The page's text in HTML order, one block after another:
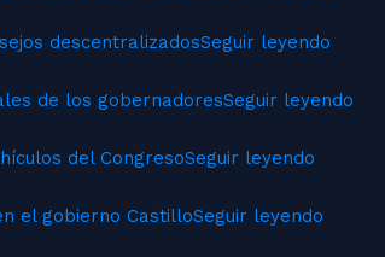
descentralizadosSeguir leyendo
de los gobernadoresSeguir leyendo
del CongresoSeguir leyendo
el gobierno CastilloSeguir leyendo